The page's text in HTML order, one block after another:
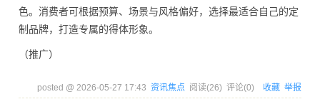
色。消费者可根据预算、场景与风格偏好，选择最适合自己的定
制品牌，打造专属的得体形象。
（推广）
posted @ 2026-05-27 17:43 资讯焦点 阅读(26) 评论(0) 收藏 举报